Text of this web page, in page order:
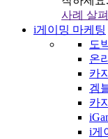
사례 살펴
i게이밍 마케팅
도
온
카
겜
카
i게